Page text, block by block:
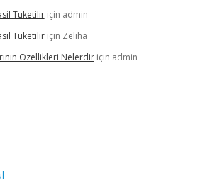
Tuketiliriçin admin
Tuketiliriçin Zeliha
Özellikleri Nelerdiriçin admin